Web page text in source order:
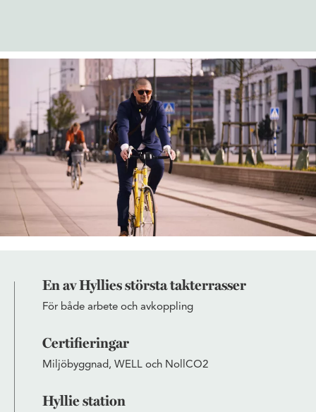
En av Hyllies största takterrasser
För både arbete och avkoppling
Certifieringar
Miljöbyggnad, WELL och NollCO2
Hyllie station